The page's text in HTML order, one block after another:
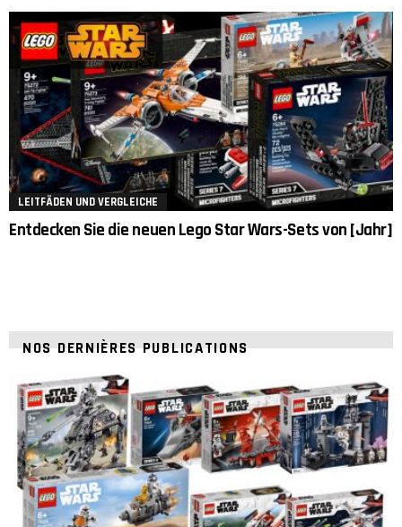
LEITFÄDEN UND VERGLEICHE
Entdecken Sie die neuen Lego Star Wars-Sets von [Jahr]
NOS DERNIÈRES PUBLICATIONS